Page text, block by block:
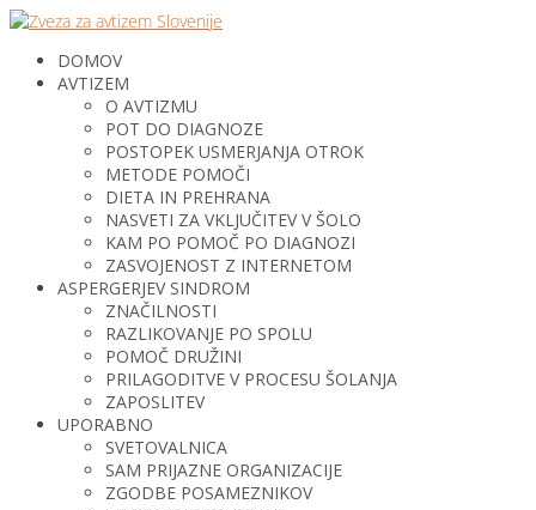
DOMOV
AVTIZEM
O AVTIZMU
POT DO DIAGNOZE
POSTOPEK USMERJANJA OTROK
METODE POMOČI
DIETA IN PREHRANA
NASVETI ZA VKLJUČITEV V ŠOLO
KAM PO POMOČ PO DIAGNOZI
ZASVOJENOST Z INTERNETOM
ASPERGERJEV SINDROM
ZNAČILNOSTI
RAZLIKOVANJE PO SPOLU
POMOČ DRUŽINI
PRILAGODITVE V PROCESU ŠOLANJA
ZAPOSLITEV
UPORABNO
SVETOVALNICA
SAM PRIJAZNE ORGANIZACIJE
ZGODBE POSAMEZNIKOV